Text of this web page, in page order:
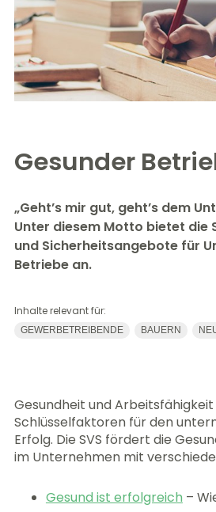
Gesunder
„Geht’s mir gut, geht’s dem
Unter diesem Motto bietet die
und Sicherheitsangebote für
Betriebe an.
Inhalte relevant für:
GEWERBETREIBENDE BAUERN
Gesundheit und
Schlüsselfaktoren für den
Erfolg. Die SVS fördert die
im Unternehmen mit
Gesund ist erfolgreich –